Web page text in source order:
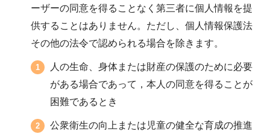
ーザーの同意を得ることなく第三者に個人情報を提
供することはありません。ただし、個人情報保護法
その他の法令で認められる場合を除きます。
人の生命、身体または財産の保護のために必要
がある場合であって，本人の同意を得ることが
困難であるとき
公衆衛生の向上または児童の健全な育成の推進